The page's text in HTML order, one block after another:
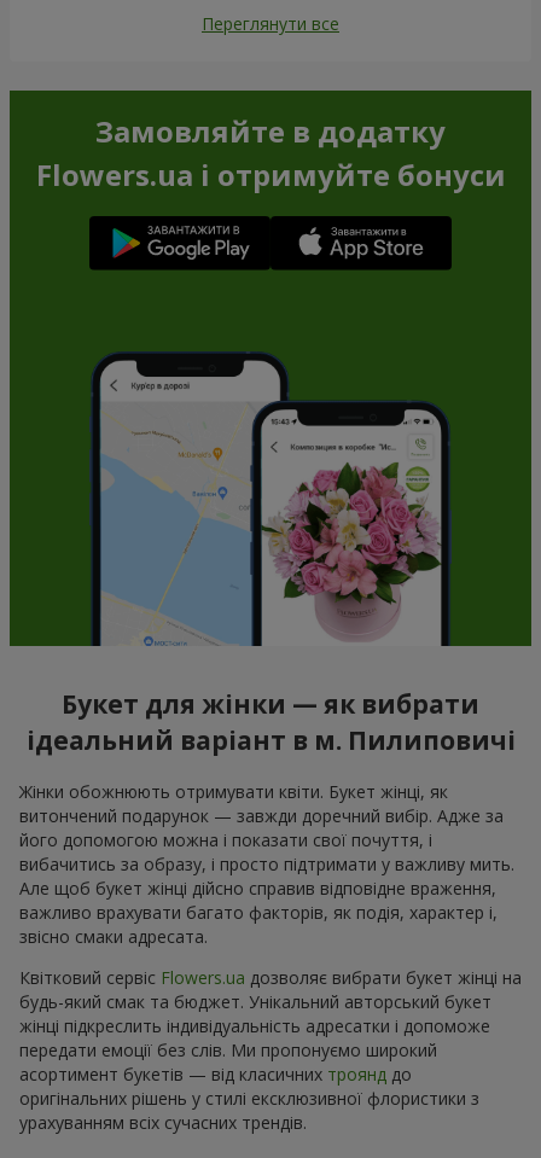
Переглянути все
Замовляйте в додатку
Flowers.ua і отримуйте бонуси
Букет для жінки — як вибрати
ідеальний варіант в м. Пилиповичі
Жінки обожнюють отримувати квіти. Букет жінці, як
витончений подарунок — завжди доречний вибір. Адже за
його допомогою можна і показати свої почуття, і
вибачитись за образу, і просто підтримати у важливу мить.
Але щоб букет жінці дійсно справив відповідне враження,
важливо врахувати багато факторів, як подія, характер і,
звісно смаки адресата.
Квітковий сервіс Flowers.ua дозволяє вибрати букет жінці на
будь-який смак та бюджет. Унікальний авторський букет
жінці підкреслить індивідуальність адресатки і допоможе
передати емоції без слів. Ми пропонуємо широкий
асортимент букетів — від класичних троянд до
оригінальних рішень у стилі ексклюзивної флористики з
урахуванням всіх сучасних трендів.